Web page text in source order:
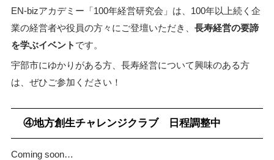
EN-bizアカデミー「100年経営研究会」は、100年以上続く企
業の経営者や役員の方々にご登壇いただき、 長寿経営の要諦
を学ぶイベント です。
宇部市にゆかりがある方、長寿経営について興味のある方
は、ぜひご参加ください！
④地方創生チャレンジクラブ 日程調整中
Coming soon…